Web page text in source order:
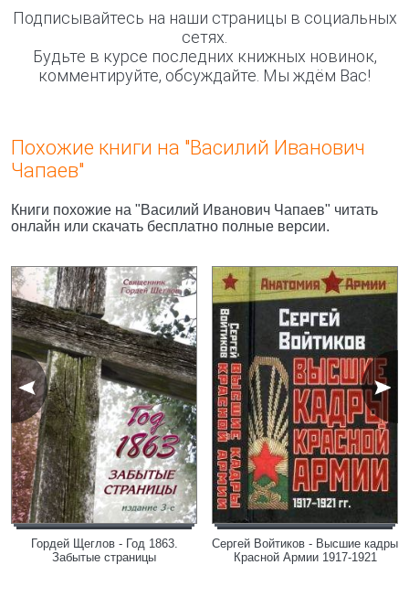
Подписывайтесь на наши страницы в социальных
сетях.
Будьте в курсе последних книжных новинок,
комментируйте, обсуждайте. Мы ждём Вас!
Похожие книги на "Василий Иванович
Чапаев"
Книги похожие на "Василий Иванович Чапаев" читать
онлайн или скачать бесплатно полные версии.
Гордей Щеглов - Год 1863.
Забытые страницы
Сергей Войтиков - Высшие кадры
Красной Армии 1917-1921